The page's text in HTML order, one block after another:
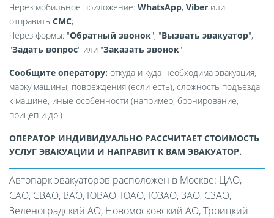
Через мобильное приложение: WhatsApp, Viber или
отправить СМС;
Через формы: "Обратный звонок", "Вызвать эвакуатор",
"Задать вопрос" или "Заказать звонок".
Сообщите оператору: откуда и куда необходима эвакуация,
марку машины, повреждения (если есть), сложность подъезда
к машине, иные особенности (например, бронирование,
прицеп и др.)
ОПЕРАТОР ИНДИВИДУАЛЬНО РАССЧИТАЕТ СТОИМОСТЬ
УСЛУГ ЭВАКУАЦИИ И НАПРАВИТ К ВАМ ЭВАКУАТОР.
Автопарк эвакуаторов расположен в Москве: ЦАО,
САО, СВАО, ВАО, ЮВАО, ЮАО, ЮЗАО, ЗАО, СЗАО,
Зеленоградский АО, Новомосковский АО, Троицкий